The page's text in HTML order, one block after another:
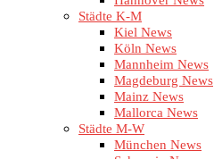
Städte K-M
Kiel News
Köln News
Mannheim News
Magdeburg News
Mainz News
Mallorca News
Städte M-W
München News